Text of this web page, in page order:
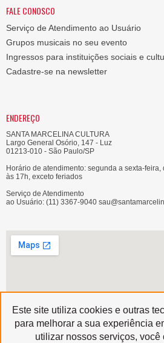
FALE CONOSCO
Serviço de Atendimento ao Usuário
Grupos musicais no seu evento
Ingressos para instituições sociais e
Cadastre-se na newsletter
ENDEREÇO
SANTA MARCELINA CULTURA
Largo General Osório, 147 - Luz
01213-010 - São Paulo/SP
Horário de atendimento: segunda a sexta-feira,
às 17h, exceto feriados
Serviço de Atendimento
ao Usuário: (11) 3367-9040
Produzido por
Este site utiliza cookies e outras
para melhorar a sua experiência
utilizar nossos serviços, você